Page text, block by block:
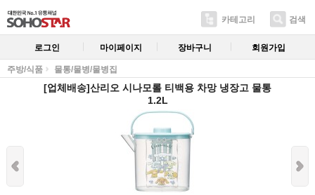
카테고리 검색
로그인 마이페이지 장바구니 회원가입
주방/식품 물통/물병/물병집
[업체배송]산리오 시나모롤 티백용 차망 냉장고 물통
1.2L